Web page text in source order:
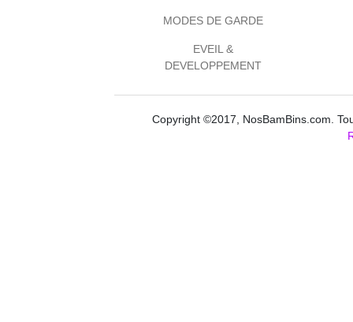
MODES DE GARDE
EVEIL &
DEVELOPPEMENT
Copyright ©2017, NosBamBins.com.